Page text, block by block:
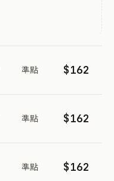
準點 $162
準點 $162
準點 $162